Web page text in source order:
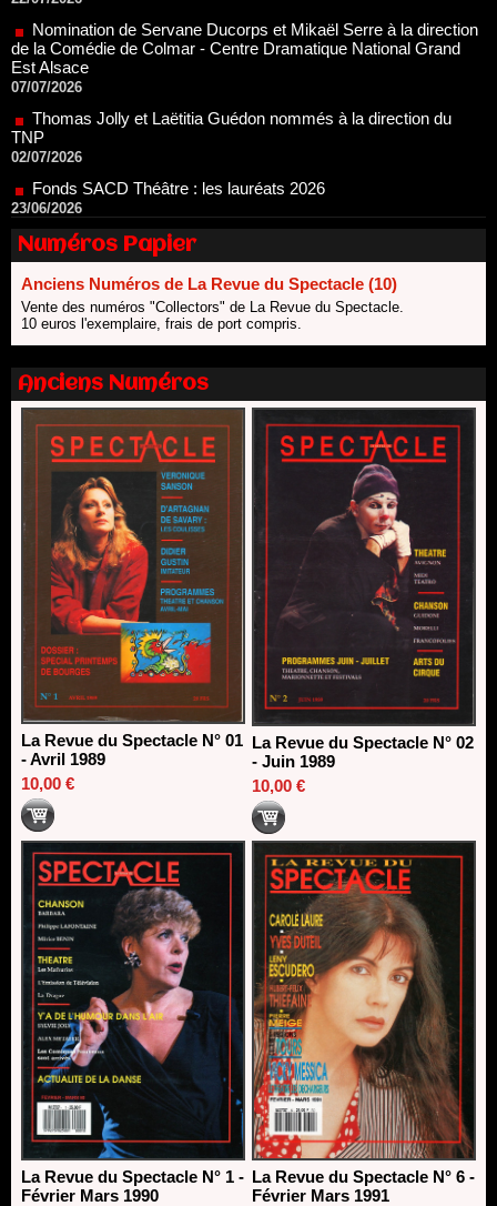
07/07/2026
Thomas Jolly et Laëtitia Guédon nommés à la direction du
TNP
Fonds SACD Théâtre : les lauréats 2026
23/06/2026
Dispositif ARTCENA Écrire pour le cirque, les lauréats 2026 !
20/06/2026
Le palmarès des prix SACD 2026
18/06/2026
Les 10 lauréats du Fonds Grandes Formes Théâtre 2026
SACD
13/06/2026
direction du Théâtre de Gennevilliers - CDN
13/06/2026
Dispositif SACD Auteurs d'espaces : les lauréats 2026
18/03/2026
Numéros Papier
Anciens Numéros de La Revue du Spectacle (10)
Vente des numéros "Collectors" de La Revue du Spectacle.
10 euros l'exemplaire, frais de port compris.
Anciens Numéros
La Revue du Spectacle N° 01
- Avril 1989
10,00 €
La Revue du Spectacle N° 02
- Juin 1989
10,00 €
La Revue du Spectacle N° 1 -
Février Mars 1990
La Revue du Spectacle N° 6 -
Février Mars 1991